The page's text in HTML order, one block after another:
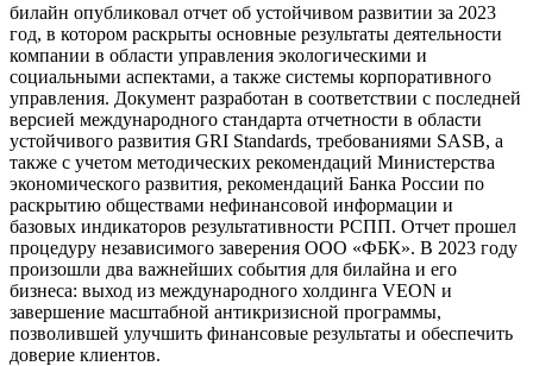
билайн опубликовал отчет об устойчивом развитии за 2023
год, в котором раскрыты основные результаты деятельности
компании в области управления экологическими и
социальными аспектами, а также системы корпоративного
управления. Документ разработан в соответствии с последней
версией международного стандарта отчетности в области
устойчивого развития GRI Standards, требованиями SASB, а
также с учетом методических рекомендаций Министерства
экономического развития, рекомендаций Банка России по
раскрытию обществами нефинансовой информации и
базовых индикаторов результативности РСПП. Отчет прошел
процедуру независимого заверения ООО «ФБК». В 2023 году
произошли два важнейших события для билайна и его
бизнеса: выход из международного холдинга VEON и
завершение масштабной антикризисной программы,
позволившей улучшить финансовые результаты и обеспечить
доверие клиентов.